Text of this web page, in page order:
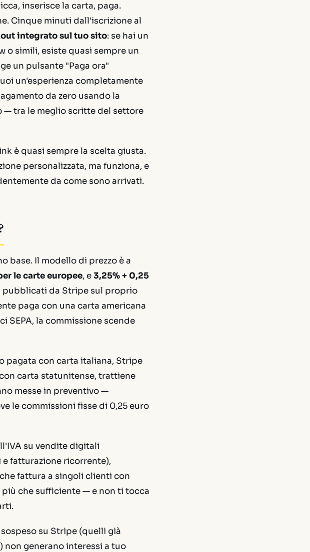
inserisce la carta, paga.
Cinque minuti dall'iscrizione al
integrato sul tuo sito: se hai un
o simili, esiste quasi sempre un
un pulsante "Paga ora"
un'esperienza completamente
da zero usando la
— tra le meglio scritte del settore
è quasi sempre la scelta giusta.
personalizzata, ma funziona, e
da come sono arrivati.
base. Il modello di prezzo è a
le carte europee, e3,25% + 0,25
pubblicati da Stripe sul proprio
paga con una carta americana
SEPA, la commissione scende
pagata con carta italiana, Stripe
carta statunitense, trattiene
messe in preventivo —
le commissioni fisse di 0,25 euro
su vendite digitali
fatturazione ricorrente),
fattura a singoli clienti con
che sufficiente — e non ti tocca
su Stripe (quelli già
non generano interessi a tuo